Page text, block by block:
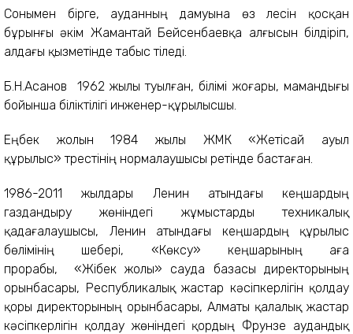
Сонымен бірге, ауданның дамуына өз үлесін қосқан
бұрынғы әкім Жамантай Бейсенбаевқа алғысын білдіріп,
алдағы қызметінде табыс тіледі.
Б.Н.Асанов 1962 жылы туылған, білімі жоғары, мамандығы
бойынша біліктілігі инженер-құрылысшы.
Еңбек жолын 1984 жылы ЖМК«Жетісай ауыл
құрылыс» трестінің нормалаушысы ретінде бастаған.
1986-2011 жылдары Ленин атындағы кеңшардың
газдандыру жөніндегі жұмыстарды техникалық
қадағалаушысы, Ленин атындағы кеңшардың құрылыс
бөлімінің шебері, «Көксу» кеңшарының аға
прорабы, «Жібек жолы» сауда базасы директорының
орынбасары, Республикалық жастар кәсіпкерлігін қолдау
қоры директорының орынбасары, Алматы қалалық жастар
кәсіпкерлігін қолдау жөніндегі қордың Фрунзе аудандық